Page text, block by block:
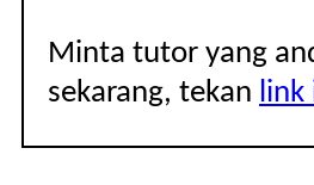
Minta tutor yang
sekarang, tekan link